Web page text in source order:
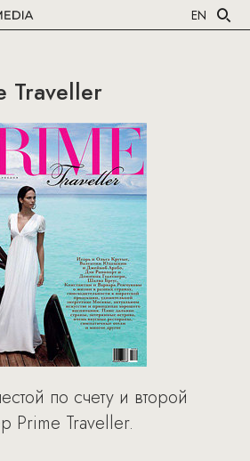
EN
Traveller
по счету и второй
Prime Traveller.